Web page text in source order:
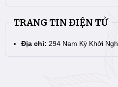
TRANG TIN ĐIỆN TỬ
Địa chỉ: 294 Nam Kỳ Khởi